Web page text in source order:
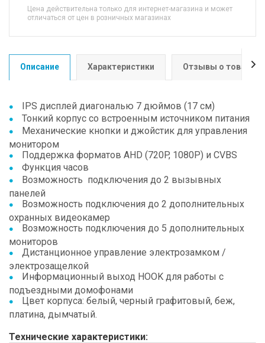
Цена действительна только для интернет-магазина и может
отличаться от цен в розничных магазинах
Описание Характеристики Отзывы о товаре
IPS дисплей диагональю 7 дюймов (17 см)
Тонкий корпус со встроенным источником питания
Механические кнопки и джойстик для управления
монитором
Поддержка форматов AHD (720P, 1080P) и CVBS
Функция часов
Возможность подключения до 2 вызывных
панелей
Возможность подключения до 2 дополнительных
охранных видеокамер
Возможность подключения до 5 дополнительных
мониторов
Дистанционное управление электрозамком /
электрозащелкой
Информационный выход HOOK для работы с
подъездными домофонами
Цвет корпуса: белый, черный графитовый, беж,
платина, дымчатый.
Технические характеристики: